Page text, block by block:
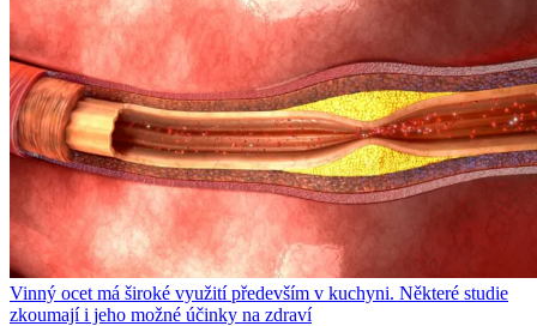
Vinný ocet má široké využití především v kuchyni. Některé studie
zkoumají i jeho možné účinky na zdraví